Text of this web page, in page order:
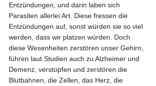
Entzündungen, und darin laben sich
Parasiten allerlei Art. Diese fressen die
Entzündungen auf, sonst würden sie so viel
werden, dass wir platzen würden. Doch
diese Wesenheiten zerstören unser Gehirn,
führen laut Studien auch zu Alzheimer und
Demenz, verstopfen und zerstören die
Blutbahnen, die Zellen, das Herz, die